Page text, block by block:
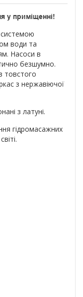
у приміщенні!
води та
Насоси в
безшумно.
товстого
з нержавіючої
з латуні.
гідромасажних